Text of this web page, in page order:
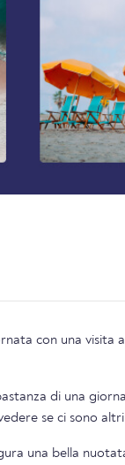
con una visita
di una
Potete vedere se
una bella